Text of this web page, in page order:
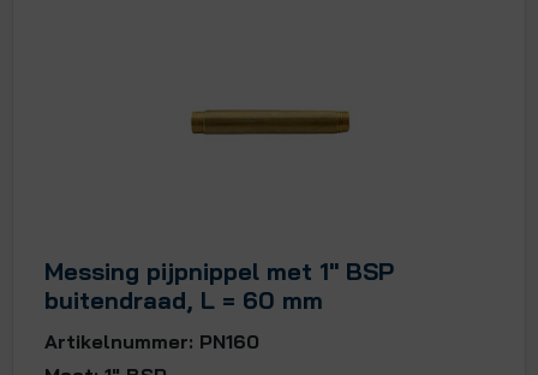
Messing pijpnippel met 1" BSP
buitendraad, L = 60 mm
Artikelnummer: PN160